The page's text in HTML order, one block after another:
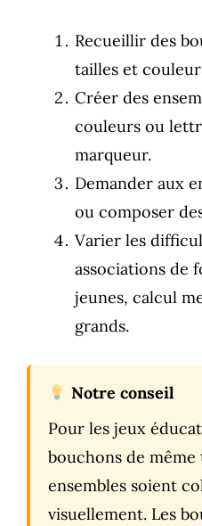
Recueillir des
tailles et
Créer des
couleurs ou
marqueur.
Demander aux
ou composer
Varier les
associations de
jeunes, calcul
grands.
Notre conseil
Pour les jeux
bouchons de
ensembles soient
visuellement. Les